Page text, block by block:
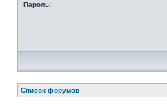
Пароль:
Список форумов